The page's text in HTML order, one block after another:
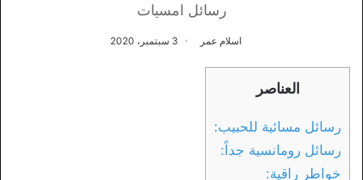
رسائل امسيات
اسلام عمر 3 سبتمبر، 2020
العناصر
رسائل مسائية للحبيب:
رسائل رومانسية جداً:
خواطر راقية: